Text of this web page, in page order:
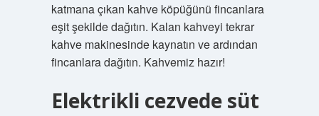
katmana çıkan kahve köpüğünü fincanlara
eşit şekilde dağıtın. Kalan kahveyi tekrar
kahve makinesinde kaynatın ve ardından
fincanlara dağıtın. Kahvemiz hazır!
Elektrikli cezvede süt